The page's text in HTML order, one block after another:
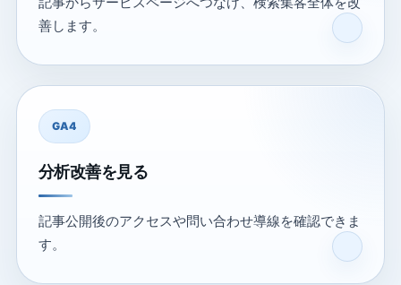
善します。
GA4
分析改善を見る
記事公開後のアクセスや問い合わせ導線を確認できま
す。